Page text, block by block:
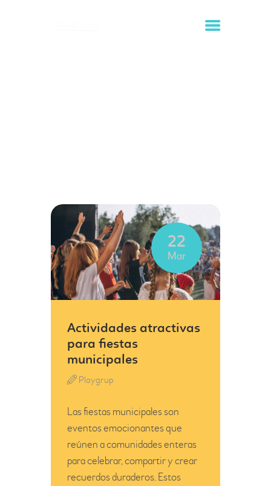
ORGANIZACIÓN DE
EVENTOS
CONTACTO
22
Mar
Actividades atractivas
para fiestas
municipales
Playgrup
Las fiestas municipales son
eventos emocionantes que
reúnen a comunidades enteras
para celebrar, compartir y crear
recuerdos duraderos. Estos